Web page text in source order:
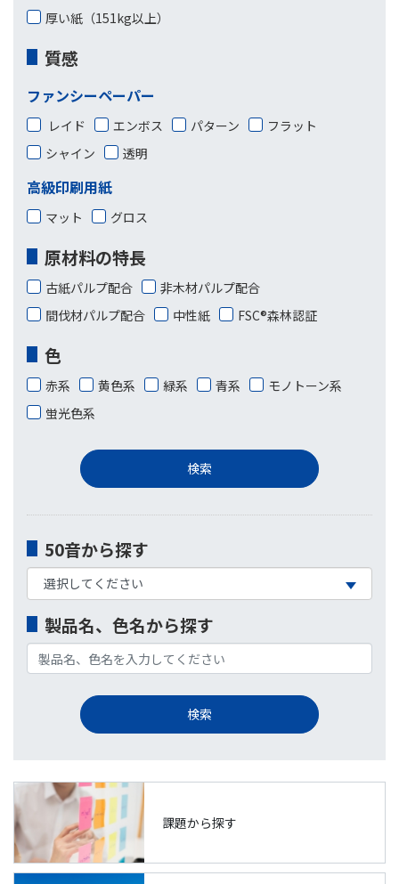
厚い紙（151kg以上）
質感
ファンシーペーパー
レイド エンボス パターン
フラット
シャイン
透明
高級印刷用紙
マット グロス
原材料の特長
古紙パルプ配合
非木材パルプ配合
間伐材パルプ配合
中性紙 FSC®森林認証
色
赤系 黄色系 緑系 青系
モノトーン系
蛍光色系
50音から探す
製品名、色名から探す
課題から探す